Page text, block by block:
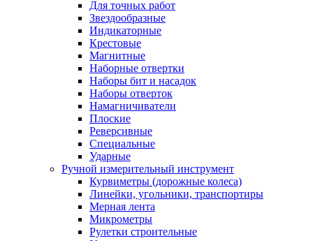
Для точных работ
Звездообразные
Индикаторные
Крестовые
Магнитные
Наборные отвертки
Наборы бит и насадок
Наборы отверток
Намагничиватели
Плоские
Реверсивные
Специальные
Ударные
Ручной измерительный инструмент
Курвиметры (дорожные колеса)
Линейки, угольники, транспортиры
Мерная лента
Микрометры
Рулетки строительные